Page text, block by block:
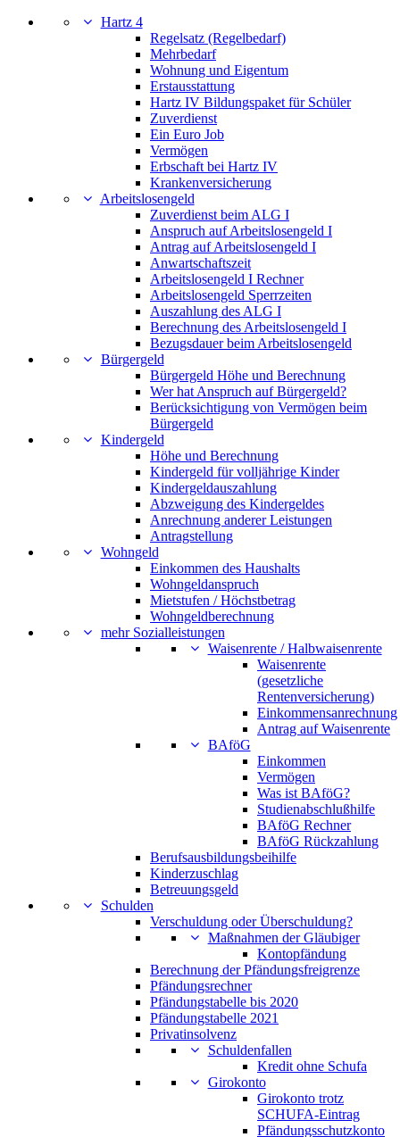
Hartz 4
Regelsatz (Regelbedarf)
Mehrbedarf
Wohnung und Eigentum
Erstausstattung
Hartz IV Bildungspaket für Schüler
Zuverdienst
Ein Euro Job
Vermögen
Erbschaft bei Hartz IV
Krankenversicherung
Arbeitslosengeld
Zuverdienst beim ALG I
Anspruch auf Arbeitslosengeld I
Antrag auf Arbeitslosengeld I
Anwartschaftszeit
Arbeitslosengeld I Rechner
Arbeitslosengeld Sperrzeiten
Auszahlung des ALG I
Berechnung des Arbeitslosengeld I
Bezugsdauer beim Arbeitslosengeld
Bürgergeld
Bürgergeld Höhe und Berechnung
Wer hat Anspruch auf Bürgergeld?
Berücksichtigung von Vermögen beim
Bürgergeld
Kindergeld
Höhe und Berechnung
Kindergeld für volljährige Kinder
Kindergeldauszahlung
Abzweigung des Kindergeldes
Anrechnung anderer Leistungen
Antragstellung
Wohngeld
Einkommen des Haushalts
Wohngeldanspruch
Mietstufen / Höchstbetrag
Wohngeldberechnung
mehr Sozialleistungen
Waisenrente / Halbwaisenrente
Waisenrente
(gesetzliche
Rentenversicherung)
Einkommensanrechnung
Antrag auf Waisenrente
BAföG
Einkommen
Vermögen
Was ist BAföG?
Studienabschlußhilfe
BAföG Rechner
BAföG Rückzahlung
Berufsausbildungsbeihilfe
Kinderzuschlag
Betreuungsgeld
Schulden
Verschuldung oder Überschuldung?
Maßnahmen der Gläubiger
Kontopfändung
Berechnung der Pfändungsfreigrenze
Pfändungsrechner
Pfändungstabelle bis 2020
Pfändungstabelle 2021
Privatinsolvenz
Schuldenfallen
Kredit ohne Schufa
Girokonto
Girokonto trotz
SCHUFA-Eintrag
Pfändungsschutzkonto